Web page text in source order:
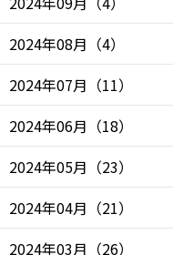
2024年08月 （4）
2024年07月 （11）
2024年06月 （18）
2024年05月 （23）
2024年04月 （21）
2024年03月 （26）